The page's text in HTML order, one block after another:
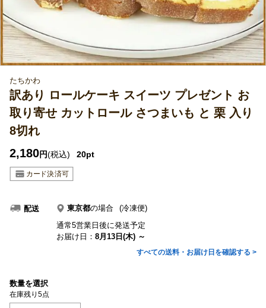
たちかわ
訳あり ロールケーキ スイーツ プレゼント お
取り寄せ カットロール さつまいも と 栗 入り
8切れ
2,180円(税込) 20pt
配送 東京都の場合
(冷凍便)
通常5営業日後に発送予定
お届け日： 8月13日(木) ～
すべての送料・お届け日を確認する >
数量を選択
在庫残り5点